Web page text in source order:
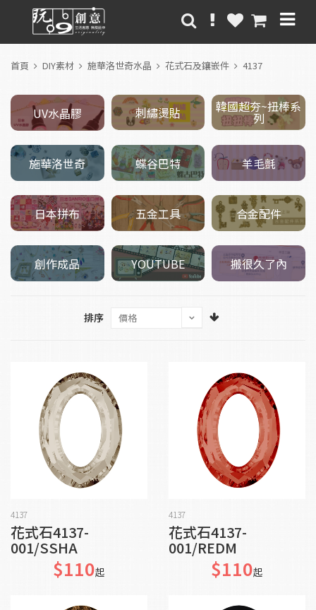
首頁 DIY素材 施華洛世奇水晶 花式石及鑲嵌件 4137
UV水晶膠 刺繡燙貼 韓國超夯~扭棒系
列
施華洛世奇 蝶谷巴特 羊毛氈
日本拼布 五金工具 合金配件
創作成品 YOUTUBE 搬很久了內
排序
4137
花式石4137-
001/SSHA
$110起
4137
花式石4137-
001/REDM
$110起